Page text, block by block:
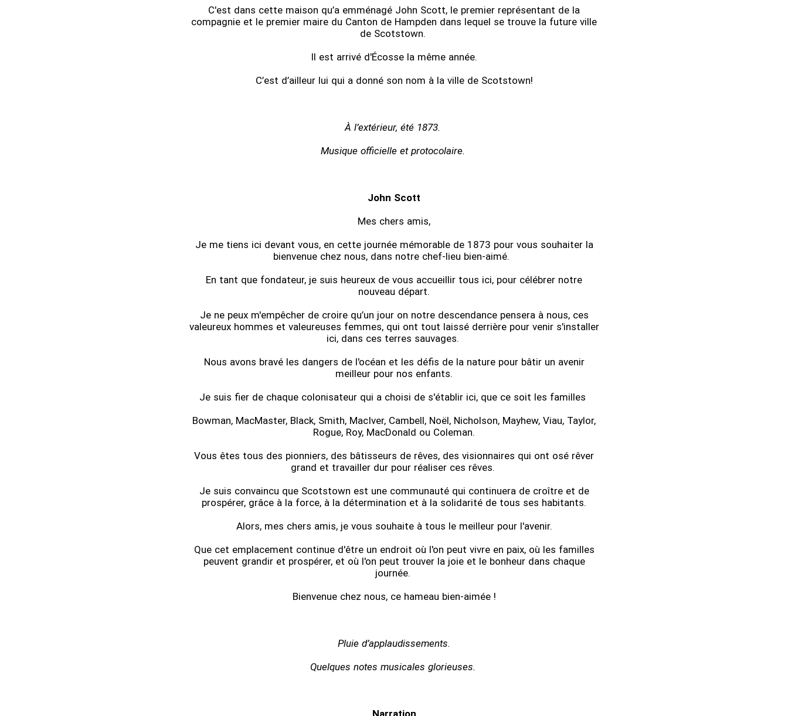
C'est dans cette maison qu’a emménagé John Scott, le premier représentant de la
compagnie et le premier maire du Canton de Hampden dans lequel se trouve la future ville
de Scotstown.
Il est arrivé d'Écosse la même année.
C’est d’ailleur lui qui a donné son nom à la ville de Scotstown!
À l’extérieur, été 1873.
Musique officielle et protocolaire.
John Scott
Mes chers amis,
Je me tiens ici devant vous, en cette journée mémorable de 1873 pour vous souhaiter la
bienvenue chez nous, dans notre chef-lieu bien-aimé.
En tant que fondateur, je suis heureux de vous accueillir tous ici, pour célébrer notre
nouveau départ.
Je ne peux m'empêcher de croire qu’un jour on notre descendance pensera à nous, ces
valeureux hommes et valeureuses femmes, qui ont tout laissé derrière pour venir s'installer
ici, dans ces terres sauvages.
Nous avons bravé les dangers de l'océan et les défis de la nature pour bâtir un avenir
meilleur pour nos enfants.
Je suis fier de chaque colonisateur qui a choisi de s'établir ici, que ce soit les familles
Bowman, MacMaster, Black, Smith, MacIver, Cambell, Noël, Nicholson, Mayhew, Viau, Taylor,
Rogue, Roy, MacDonald ou Coleman.
Vous êtes tous des pionniers, des bâtisseurs de rêves, des visionnaires qui ont osé rêver
grand et travailler dur pour réaliser ces rêves.
Je suis convaincu que Scotstown est une communauté qui continuera de croître et de
prospérer, grâce à la force, à la détermination et à la solidarité de tous ses habitants.
Alors, mes chers amis, je vous souhaite à tous le meilleur pour l'avenir.
Que cet emplacement continue d'être un endroit où l'on peut vivre en paix, où les familles
peuvent grandir et prospérer, et où l'on peut trouver la joie et le bonheur dans chaque
journée.
Bienvenue chez nous, ce hameau bien-aimée !
Pluie d’applaudissements.
Quelques notes musicales glorieuses.